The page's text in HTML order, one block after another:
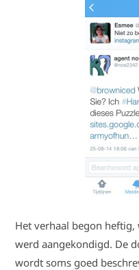
Het verhaal begon
werd aangekondigd. De
wordt soms goed